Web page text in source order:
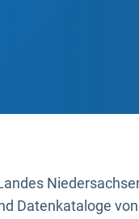
Datenkataloge